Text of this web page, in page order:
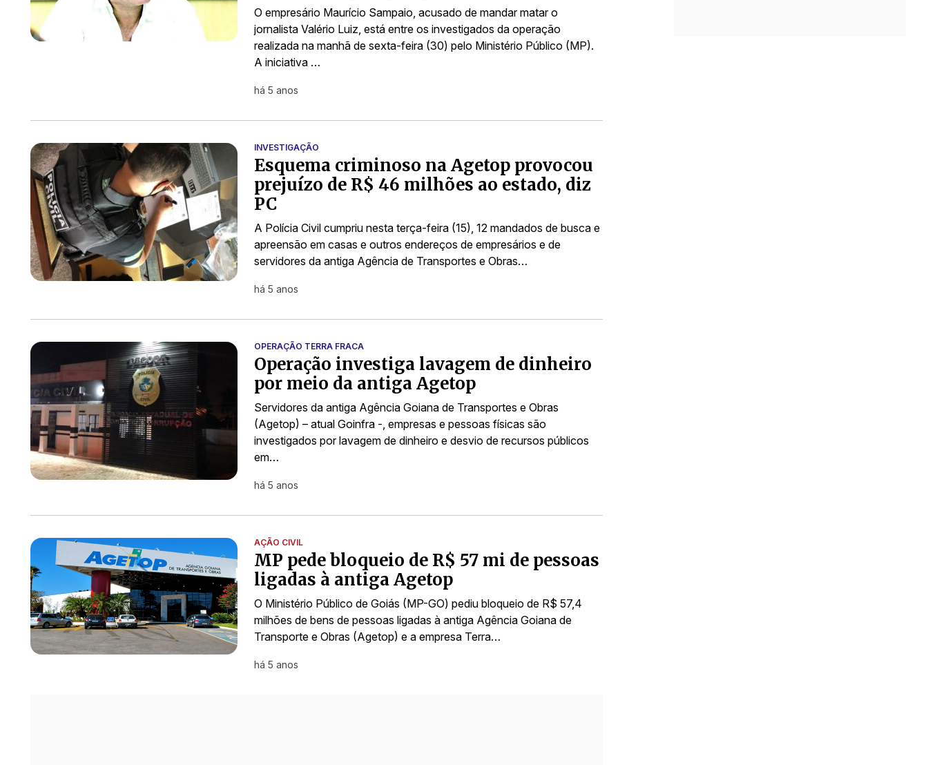
O empresário Maurício Sampaio, acusado de mandar matar o
jornalista Valério Luiz, está entre os investigados da operação
realizada na manhã de sexta-feira (30) pelo Ministério Público (MP).
A iniciativa …
há 5 anos
INVESTIGAÇÃO
Esquema criminoso na Agetop provocou
prejuízo de R$ 46 milhões ao estado, diz
PC
A Polícia Civil cumpriu nesta terça-feira (15), 12 mandados de busca e
apreensão em casas e outros endereços de empresários e de
servidores da antiga Agência de Transportes e Obras…
há 5 anos
OPERAÇÃO TERRA FRACA
Operação investiga lavagem de dinheiro
por meio da antiga Agetop
Servidores da antiga Agência Goiana de Transportes e Obras
(Agetop) – atual Goinfra -, empresas e pessoas físicas são
investigados por lavagem de dinheiro e desvio de recursos públicos
em…
há 5 anos
AÇÃO CIVIL
MP pede bloqueio de R$ 57 mi de pessoas
ligadas à antiga Agetop
O Ministério Público de Goiás (MP-GO) pediu bloqueio de R$ 57,4
milhões de bens de pessoas ligadas à antiga Agência Goiana de
Transporte e Obras (Agetop) e a empresa Terra…
há 5 anos